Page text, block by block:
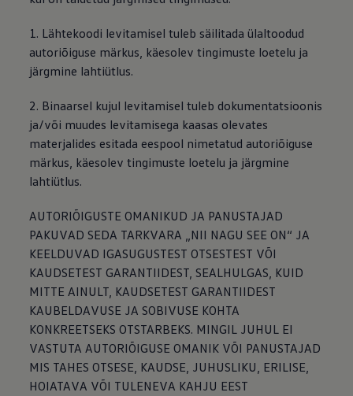
1. Lähtekoodi levitamisel tuleb säilitada ülaltoodud
autoriõiguse märkus, käesolev tingimuste loetelu ja
järgmine lahtiütlus.
2. Binaarsel kujul levitamisel tuleb dokumentatsioonis
ja/või muudes levitamisega kaasas olevates
materjalides esitada eespool nimetatud autoriõiguse
märkus, käesolev tingimuste loetelu ja järgmine
lahtiütlus.
AUTORIÕIGUSTE OMANIKUD JA PANUSTAJAD
PAKUVAD SEDA TARKVARA „NII NAGU SEE ON“ JA
KEELDUVAD IGASUGUSTEST OTSESTEST VÕI
KAUDSETEST GARANTIIDEST, SEALHULGAS, KUID
MITTE AINULT, KAUDSETEST GARANTIIDEST
KAUBELDAVUSE JA SOBIVUSE KOHTA
KONKREETSEKS OTSTARBEKS. MINGIL JUHUL EI
VASTUTA AUTORIÕIGUSE OMANIK VÕI PANUSTAJAD
MIS TAHES OTSESE, KAUDSE, JUHUSLIKU, ERILISE,
HOIATAVA VÕI TULENEVA KAHJU EEST